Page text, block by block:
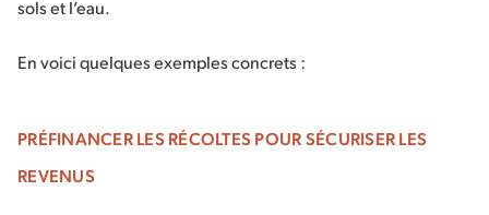
sols et l’eau.
En voici quelques exemples concrets :
PRÉFINANCER LES RÉCOLTES POUR SÉCURISER LES
REVENUS